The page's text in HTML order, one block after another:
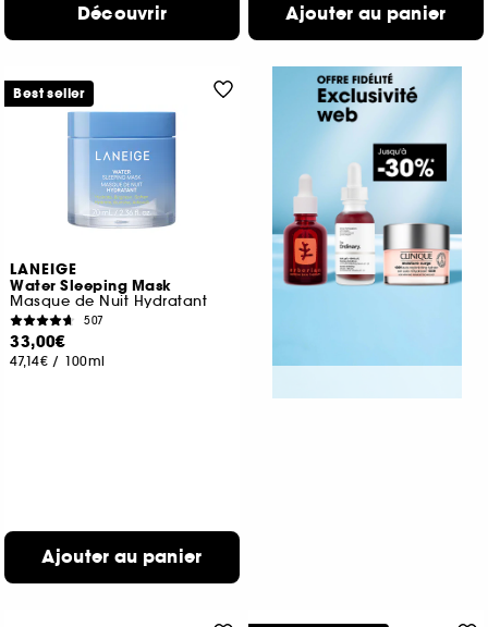
Découvrir Ajouter au panier
LANEIGE
Water Sleeping Mask
Masque de Nuit Hydratant
507
33,00€
47,14€ / 100ml
Ajouter au panier
Best seller